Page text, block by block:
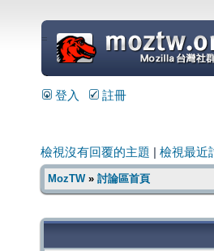
=
登入 註冊
檢視沒有回覆的主題 檢視最近
MozTW» 討論區首頁